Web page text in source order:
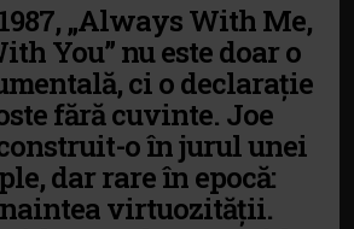
„Always With Me,
You” nu este doar o
ci o declarație
fără cuvinte. Joe
o în jurul unei
dar rare în epocă:
virtuozității.